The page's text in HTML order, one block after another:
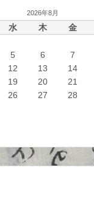
2026年8月
水 木 金
5 6 7
12 13 14
19 20 21
26 27 28